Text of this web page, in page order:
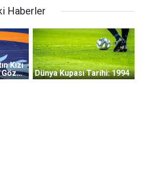
Haberler
Kızı
Göz
Dünya Kupası Tarihi: 1994